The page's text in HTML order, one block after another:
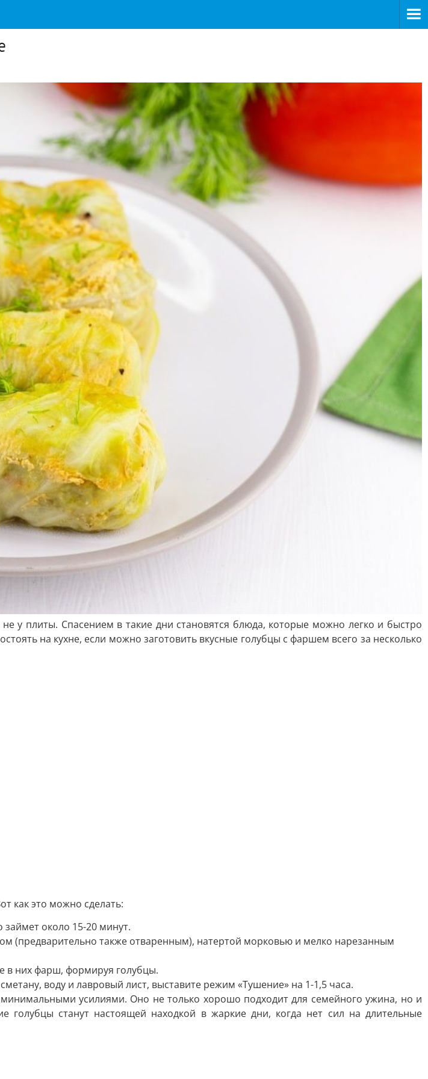
у плиты. Спасением в такие дни становятся блюда, которые можно легко и быстро
на кухне, если можно заготовить вкусные голубцы с фаршем всего за несколько
как это можно сделать:
займет около 15-20 минут.
также отваренным), натертой морковью и мелко нарезанным
в них фарш, формируя голубцы.
воду и лавровый лист, выставите режим «Тушение» на 1-1,5 часа.
усилиями. Оно не только хорошо подходит для семейного ужина, но и
голубцы станут настоящей находкой в жаркие дни, когда нет сил на длительные